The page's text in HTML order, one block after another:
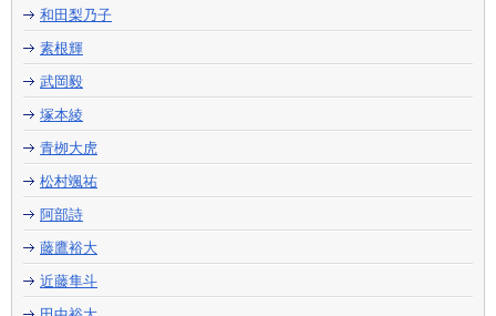
和田梨乃子
素根輝
武岡毅
塚本綾
青栁大虎
松村颯祐
阿部詩
藤鷹裕大
近藤隼斗